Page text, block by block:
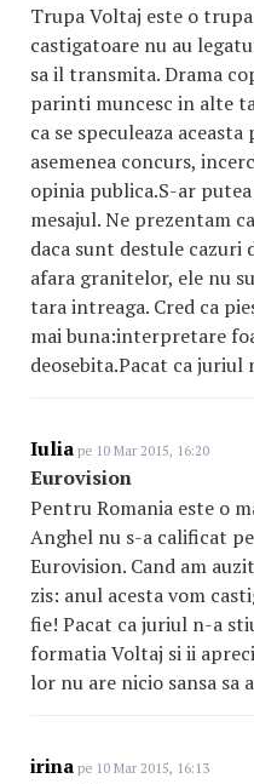
Trupa Voltaj este o
castigatoare nu au
sa il transmita. Drama
parinti muncesc in alte
ca se speculeaza
asemenea concurs,
opinia publica.S-ar
mesajul. Ne prezentam
daca sunt destule cazuri
afara granitelor, ele nu
tara intreaga. Cred ca
mai buna:interpretare
deosebita.Pacat ca juriul
Iulia pe 10 Mar 2015, 16:20
Eurovision
Pentru Romania este o
Anghel nu s-a calificat
Eurovision. Cand am
zis: anul acesta vom
fie! Pacat ca juriul n-a
formatia Voltaj si ii
lor nu are nicio sansa sa
irina pe 10 Mar 2015, 16:13